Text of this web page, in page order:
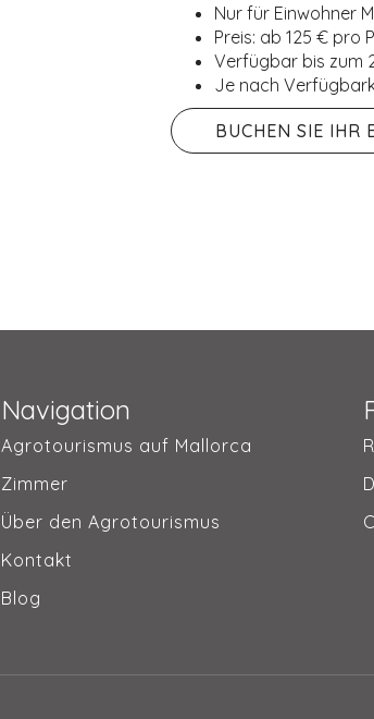
Nur für Einwohner
Preis: ab 125 € pro
Verfügbar bis zum
Je nach
BUCHEN SIE IHR
Navigation
Agrotourismus auf Mallorca
Zimmer
Über den Agrotourismus
Kontakt
Blog